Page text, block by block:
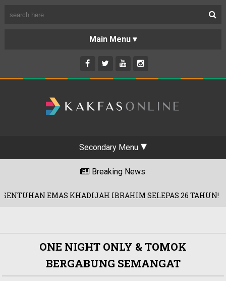
Secondary Menu
Breaking News
EMAS KHADIJAH IBRAHIM SELEPAS 26 TAHUN!
ONE NIGHT ONLY & TOMOK
BERGABUNG SEMANGAT